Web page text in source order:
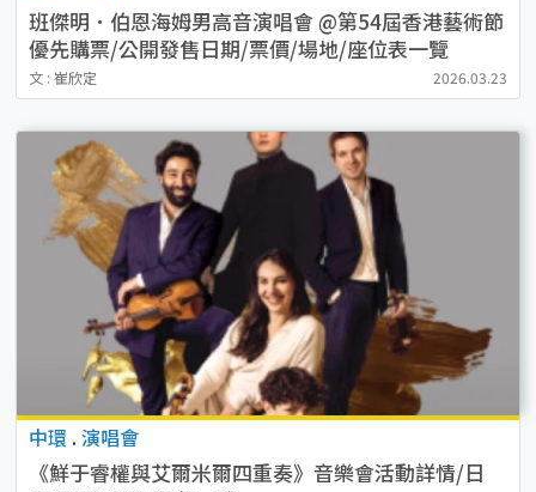
班傑明．伯恩海姆男高音演唱會 @第54屆香港藝術節
優先購票/公開發售日期/票價/場地/座位表一覽
文 : 崔欣定 2026.03.23
中環 . 演唱會
《鮮于睿權與艾爾米爾四重奏》音樂會活動詳情/日